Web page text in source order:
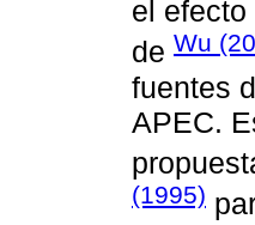
el
de Wu
fuentes
APEC.
(1995)